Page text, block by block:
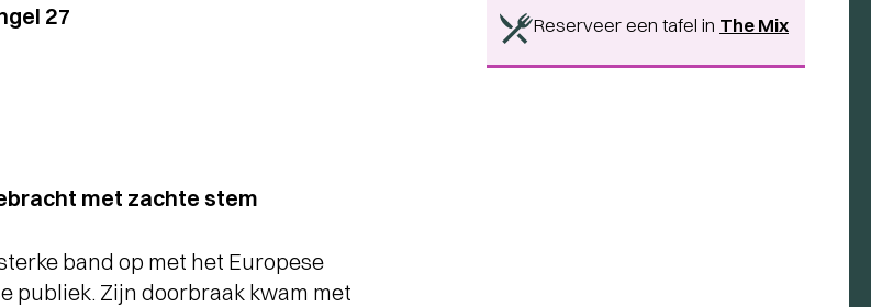
27
met zachte stem
band op met het Europese
publiek. Zijn doorbraak kwam met
Reserveer een tafel in The Mix